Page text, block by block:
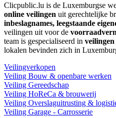
Clicpublic.lu is de Luxemburgse
online veilingen uit gerechtelijke
inbeslagnames, leegstaande
veilingen uit voor de
team is gespecialiseerd in
lokalen bevinden zich in
Veilingverkopen
Veiling Bouw & openbare werken
Veiling Gereedschap
Veiling HoReCa & brouwerij
Veiling Overslaguitrusting &
Veiling Garage - Carrosserie